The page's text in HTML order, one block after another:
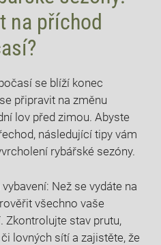
na ‌příchod
se ​blíží ​konec
připravit na změnu‌
⁢lov​ před zimou. Abyste
následující tipy vám​
rybářské sezóny.
Než se vydáte‍ na
všechno ‌vaše
Zkontrolujte​ stav⁢ prutu,
či lovných⁤ sítí⁢ a zajistěte,‍ že